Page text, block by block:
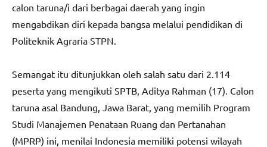
calon taruna/i dari berbagai daerah yang ingin
mengabdikan diri kepada bangsa melalui pendidikan di
Politeknik Agraria STPN.
Semangat itu ditunjukkan oleh salah satu dari 2.114
peserta yang mengikuti SPTB, Aditya Rahman (17). Calon
taruna asal Bandung, Jawa Barat, yang memilih Program
Studi Manajemen Penataan Ruang dan Pertanahan
(MPRP) ini, menilai Indonesia memiliki potensi wilayah